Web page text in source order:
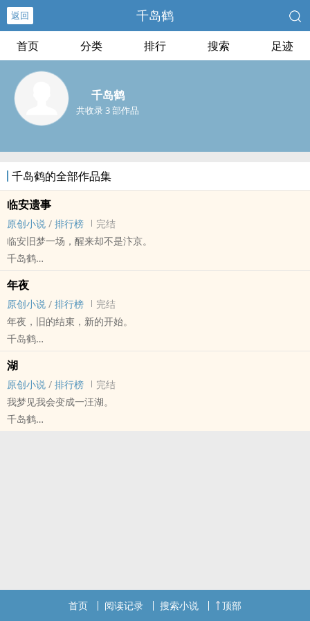
返回 千岛鹤
首页 分类 排行 搜索 足迹
千岛鹤
共收录 3 部作品
千岛鹤的全部作品集
临安遗事
原创小说 / 排行榜
完结
临安旧梦一场，醒来却不是汴京。
千岛鹤
原创小说 - 科幻 - 无CP - 短篇
完结
年夜
原创小说 / 排行榜
完结
年夜，旧的结束，新的开始。
千岛鹤
完结
湖
原创小说 / 排行榜
完结
我梦见我会变成一汪湖。
千岛鹤
首页 阅读记录 搜索小说 顶部